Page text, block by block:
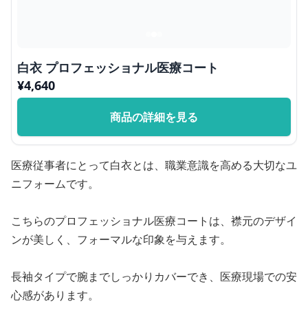
白衣 プロフェッショナル医療コート
¥4,640
商品の詳細を見る
医療従事者にとって白衣とは、職業意識を高める大切なユ
ニフォームです。
こちらのプロフェッショナル医療コートは、襟元のデザイ
ンが美しく、フォーマルな印象を与えます。
長袖タイプで腕までしっかりカバーでき、医療現場での安
心感があります。